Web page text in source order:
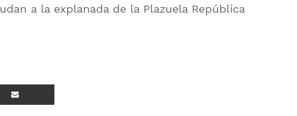
a la explanada de la Plazuela República
Compartir Via E-mail